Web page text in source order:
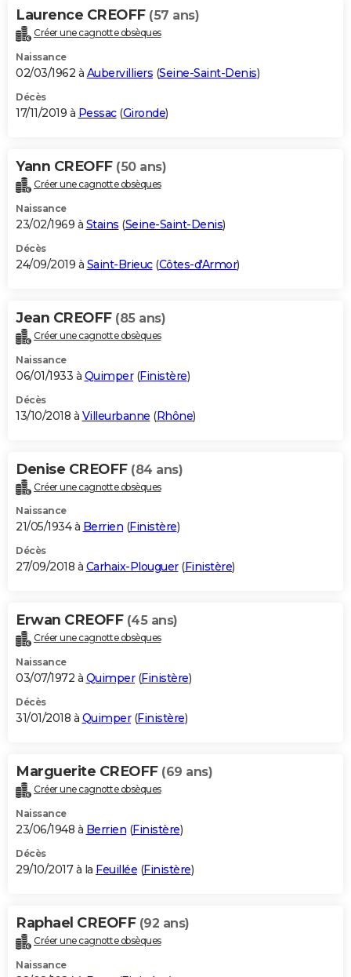
Laurence CREOFF (57 ans)
Créer une cagnotte obsèques
Naissance
02/03/1962 à Aubervilliers (Seine-Saint-Denis)
Décès
17/11/2019 à Pessac(Gironde)
Yann CREOFF (50 ans)
Créer une cagnotte obsèques
Naissance
23/02/1969 à Stains (Seine-Saint-Denis)
Décès
24/09/2019 à Saint-Brieuc(Côtes-d'Armor)
Jean CREOFF (85 ans)
Créer une cagnotte obsèques
Naissance
06/01/1933 à Quimper(Finistère)
Décès
13/10/2018 à Villeurbanne (Rhône)
Denise CREOFF (84 ans)
Créer une cagnotte obsèques
Naissance
21/05/1934 à Berrien (Finistère)
Décès
27/09/2018 à Carhaix-Plouguer(Finistère)
Erwan CREOFF (45 ans)
Créer une cagnotte obsèques
Naissance
03/07/1972 à Quimper(Finistère)
Décès
31/01/2018 à Quimper(Finistère)
Marguerite CREOFF (69 ans)
Créer une cagnotte obsèques
Naissance
23/06/1948 à Berrien (Finistère)
Décès
29/10/2017 à la Feuillée (Finistère)
Raphael CREOFF (92 ans)
Créer une cagnotte obsèques
Naissance